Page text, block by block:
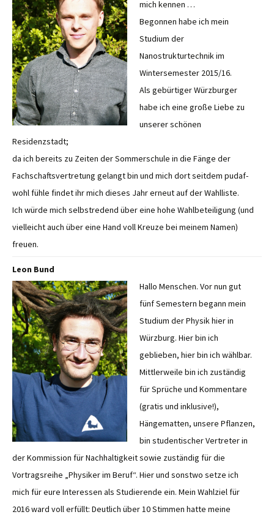
mich kennen …
Begonnen habe ich mein
Studium der
Nanostrukturtechnik im
Wintersemester 2015/16.
Als gebürtiger Würzburger
habe ich eine große Liebe zu
unserer schönen
Residenzstadt;
da ich bereits zu Zeiten der Sommerschule in die Fänge der
Fachschaftsvertretung gelangt bin und mich dort seitdem pudaf-
wohl fühle findet ihr mich dieses Jahr erneut auf der Wahlliste.
Ich würde mich selbstredend über eine hohe Wahlbeteiligung (und
vielleicht auch über eine Hand voll Kreuze bei meinem Namen)
freuen.
Leon Bund
Hallo Menschen. Vor nun gut
fünf Semestern begann mein
Studium der Physik hier in
Würzburg. Hier bin ich
geblieben, hier bin ich wählbar.
Mittlerweile bin ich zuständig
für Sprüche und Kommentare
(gratis und inklusive!),
Hängematten, unsere Pflanzen,
bin studentischer Vertreter in
der Kommission für Nachhaltigkeit sowie zuständig für die
Vortragsreihe „Physiker im Beruf“. Hier und sonstwo setze ich
mich für eure Interessen als Studierende ein. Mein Wahlziel für
2016 ward voll erfüllt: Deutlich über 10 Stimmen hatte meine